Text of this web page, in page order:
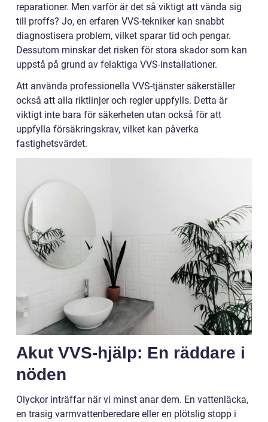
reparationer. Men varför är det så viktigt att vända sig
till proffs? Jo, en erfaren VVS-tekniker kan snabbt
diagnostisera problem, vilket sparar tid och pengar.
Dessutom minskar det risken för stora skador som kan
uppstå på grund av felaktiga VVS-installationer.
Att använda professionella VVS-tjänster säkerställer
också att alla riktlinjer och regler uppfylls. Detta är
viktigt inte bara för säkerheten utan också för att
uppfylla försäkringskrav, vilket kan påverka
fastighetsvärdet.
Akut VVS-hjälp: En räddare i
nöden
Olyckor inträffar när vi minst anar dem. En vattenläcka,
en trasig varmvattenberedare eller en plötslig stopp i